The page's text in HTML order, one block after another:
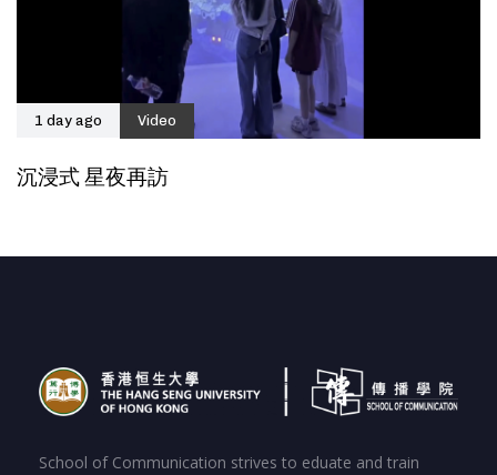
1 day ago Video
沉浸式 星夜再訪
School of Communication strives to eduate and train